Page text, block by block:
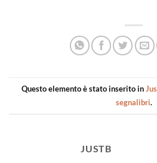
Questo elemento è stato inserito in
segnalibri.
JUSTB